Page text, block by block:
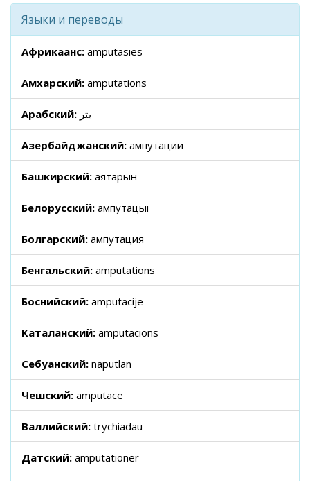
Языки и переводы
Африкаанс: amputasies
Амхарский: amputations
Арабский: بتر
Азербайджанский: ампутации
Башкирский: аяҡтарын
Белорусский: ампутацыі
Болгарский: ампутация
Бенгальский: amputations
Боснийский: amputacije
Каталанский: amputacions
Себуанский: naputlan
Чешский: amputace
Валлийский: trychiadau
Датский: amputationer